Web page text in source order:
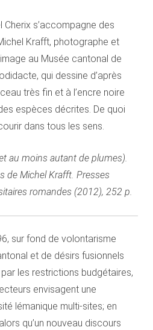
Cherix s’accompagne des
Krafft, photographe et
au Musée cantonal de
qui dessine d’après
très fin et à l’encre noire
espèces décrites. De quoi
dans tous les sens.
au moins autant de plumes).
de Michel Krafft. Presses
romandes (2012), 252 p.
sur fond de volontarisme
et de désirs fusionnels
les restrictions budgétaires,
envisagent une
lémanique multi-sites; en
qu’un nouveau discours